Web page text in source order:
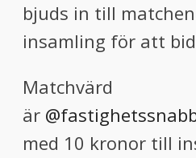
bjuds in till
insamling för att
Matchvärd
är
med 10 kronor till